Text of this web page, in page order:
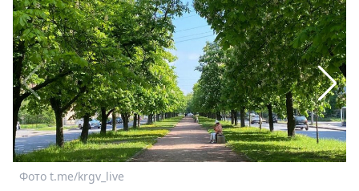
Афиша
Книги
Выставки
Пресс-
релизы
О
Metro
Стримы
Спецпроекты
Фото t.me/krgv_live